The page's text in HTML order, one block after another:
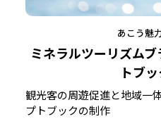
ミネラルツーリズム
トブ
あこう魅
観光客の周遊促進と地域一
プトブックの制作